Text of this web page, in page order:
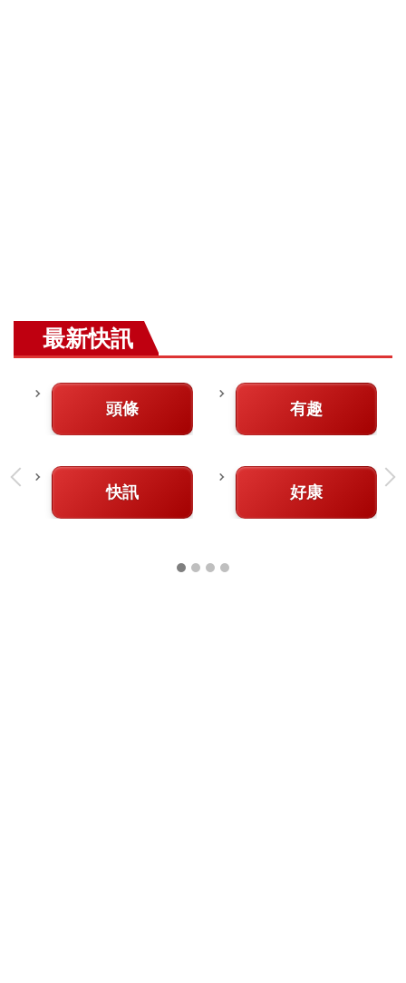
最新快訊
頭條 有趣
快訊 好康